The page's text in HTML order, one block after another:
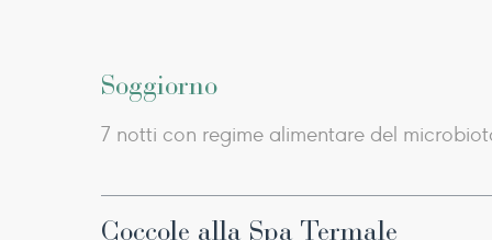
Soggiorno
7 notti con regime alimentare del
Coccole alla Spa Termale